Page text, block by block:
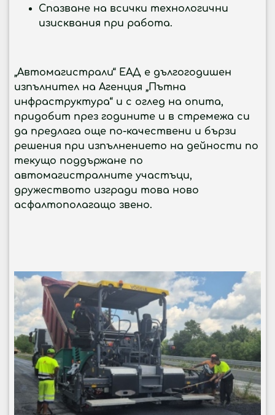
Спазване на всички технологични
изисквания при работа.
„Автомагистрали“ ЕАД е дългогодишен
изпълнител на Агенция „Пътна
инфраструктура“ и с оглед на опита,
придобит през годините и в стремежа си
да предлага още по-качествени и бързи
решения при изпълнението на дейности по
текущо поддържане по
автомагистралните участъци,
дружеството изгради това ново
асфалтополагащо звено.